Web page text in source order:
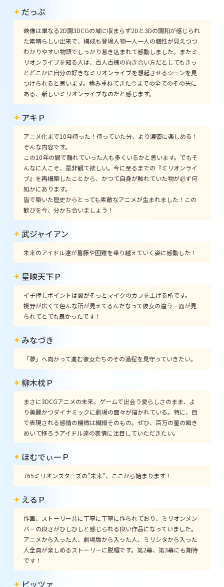
だっぷ
映像は単なる2D調3DCGの域に収まらず2Dと3Dの調和が感じられ
た素晴らしい出来で、構成も登場人物一人一人の個性が見えつつ
わかりやすい物語でしっかり惹き込まれて感動しました。またミ
リオンライブを知る人は、百人百様の向き合い方だとしてもきっ
とどこかに自分の好きなミリオンライブを想起させるシーンを見
つけられると思います。積み重ねてきた今までの全てのその先に
ある、新しいミリオンライブなのだと感じます。
アキＰ
アニメ化まで10年待った！待っていた分、より濃密に楽しめる！
そんな内容です。
この10年の間で離れていった人も多くいるかと思います。でもそ
んなに人こそ、是非観て欲しい。今に至るまでの『ミリオンライ
ブ』を再構築したことから、かつて自身が触れていた物が必ず何
処かにあります。
皆で築いた歴史からとっても素敵なアニメが生まれました！この
歓びを今、分かち合いましょう！
武ジャイアン
未来のアイドル達が葛藤や困難を乗り越えていく姿に感動した！
星映天下Ｐ
イチ押しポイントは翼がそっとマイクのカフを上げる所です。
視野が広くて色んな所が見えてるんだなって彼女の違う一面が見
られてとても良かったです！
みなづき
「夢」へ向かって進む彼女たちのその過程を見守っていきたい。
柳木枕Ｐ
まさに3DCGアニメの未来。ゲームで出会う愛らしさのまま、よ
り美麗かつダイナミックに劇場の面々が描かれている。特に、目
で表現される感情の機微は繊細そのもの。ぜひ、百万の星の瞬き
めいて移ろうアイドル達の表情に注目していただきたい。
ほむでぃーＰ
765ミリオンスターズの"未来"、ここから始まります！
えるＰ
作画、ストーリー共に丁寧に丁寧に作られており、ミリオンメン
バーの良さがひしひしと感じられる良い作品になっていました。
アニメから入った人、劇場版から入った人、ミリシタから入った
人全員が楽しめるストーリーに脱帽です。第2幕、第3幕にも期待
です！
ピッツァ